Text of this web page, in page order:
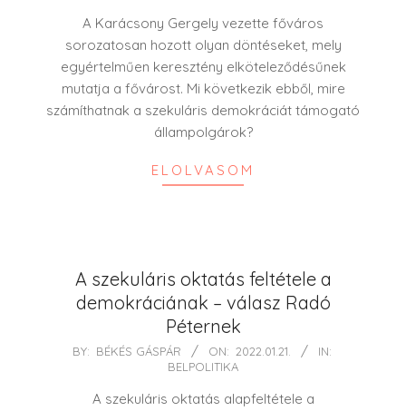
A Karácsony Gergely vezette főváros
sorozatosan hozott olyan döntéseket, mely
egyértelműen keresztény elköteleződésűnek
mutatja a fővárost. Mi következik ebből, mire
számíthatnak a szekuláris demokráciát támogató
állampolgárok?
ELOLVASOM
A szekuláris oktatás feltétele a
demokráciának – válasz Radó
Péternek
2022-BY: BÉKÉS GÁSPÁR ON: 2022.01.21.
IN:
BELPOLITIKA
A szekuláris oktatás alapfeltétele a